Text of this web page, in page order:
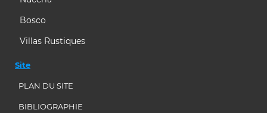
Bosco
Villas Rustiques
Site
PLAN DU SITE
BIBLIOGRAPHIE